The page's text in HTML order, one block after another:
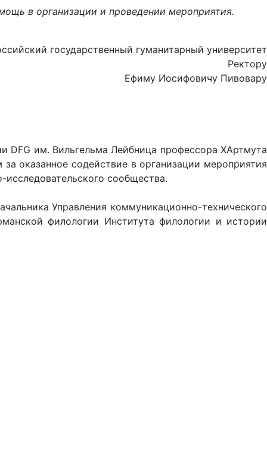
в организации и проведении мероприятия.
государственный гуманитарный университет
Ректору
Ефиму Иосифовичу Пивовару
DFG им. Вильгельма Лейбница профессора ХАртмута
оказанное содействие в организации мероприятия
сообщества.
Управления коммуникационно-технического
филологии Института филологии и истории